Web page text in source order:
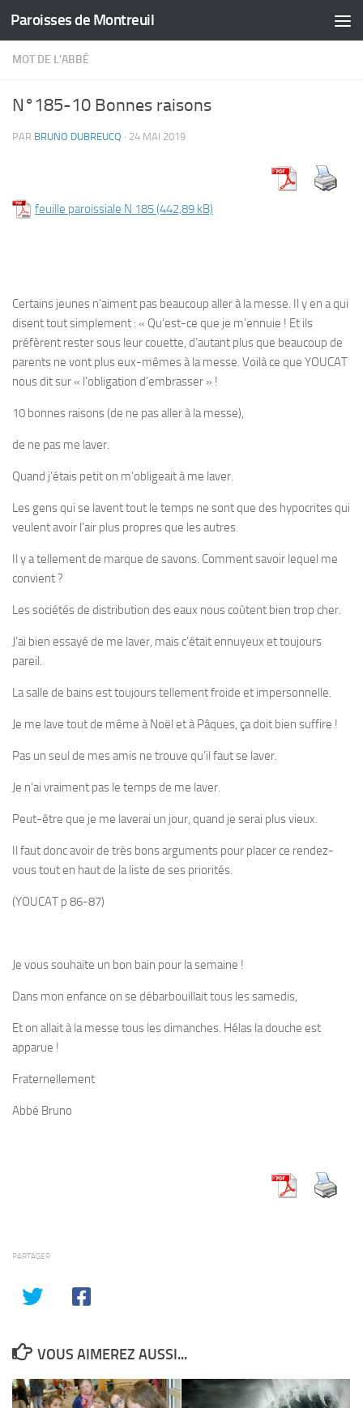
Skip to content
Paroisses de Montreuil
MOT DE L'ABBÉ
N°185-10 Bonnes raisons
PAR BRUNO DUBREUCQ · 24 MAI 2019
feuille paroissiale N 185
Certains jeunes n’aiment pas beaucoup aller à la messe. Il y en a qui
disent tout simplement : « Qu’est-ce que je m’ennuie ! Et ils
préfèrent rester sous leur couette, d’autant plus que beaucoup de
parents ne vont plus eux-mêmes à la messe. Voilà ce que YOUCAT
nous dit sur « l’obligation d’embrasser » !
10 bonnes raisons(de ne pas aller à la messe),
de ne pas me laver.
Quand j’étais petit on m’obligeait à me laver.
Les gens qui se lavent tout le temps ne sont que des hypocrites qui
veulent avoir l’air plus propres que les autres.
Il y a tellement de marque de savons. Comment savoir lequel me
convient ?
Les sociétés de distribution des eaux nous coûtent bien trop cher.
J’ai bien essayé de me laver, mais c’était ennuyeux et toujours
pareil.
La salle de bains est toujours tellement froide et impersonnelle.
Je me lave tout de même à Noël et à Pâques, ça doit bien suffire !
Pas un seul de mes amis ne trouve qu’il faut se laver.
Je n’ai vraiment pas le temps de me laver.
Peut-être que je me laverai un jour, quand je serai plus vieux.
Il faut donc avoir de très bons arguments pour placer ce rendez-
vous tout en haut de la liste de ses priorités.
(YOUCAT p 86-87)
Je vous souhaite un bon bain pour la semaine !
Dans mon enfance on se débarbouillait tous les samedis,
Et on allait à la messe tous les dimanches. Hélas la douche est
apparue !
Fraternellement
Abbé Bruno
PARTAGER
VOUS AIMEREZ AUSSI...